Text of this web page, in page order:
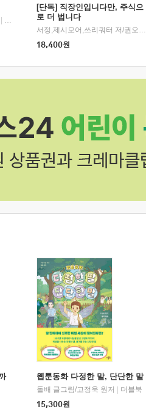
알에이치코리아(RHK)
[단독] 직장인입니다만, 주식으
로 더 법니다
서정,제시모어,쓰리쿼터 저/권오태,시그널리포트 편
18,400원
웹툰동화 다정한 말, 단단한 말
돌배 글그림/고정욱 원저
더블북
15,300원